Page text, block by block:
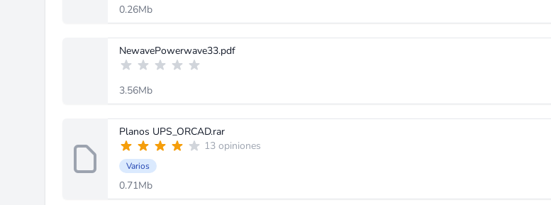
0.26Mb
NewavePowerwave33.pdf
3.56Mb
Planos UPS_ORCAD.rar
13 opiniones
Varios
0.71Mb